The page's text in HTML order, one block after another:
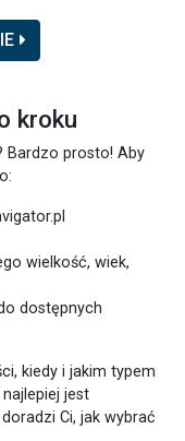
kroku
Bardzo prosto! Aby
wielkość, wiek,
dostępnych
kiedy i jakim typem
jest
Ci, jak wybrać